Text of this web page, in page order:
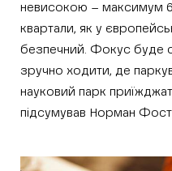
невисокою – максимум
квартали, як у
безпечний. Фокус буде
зручно ходити, де
науковий парк
підсумував Норман